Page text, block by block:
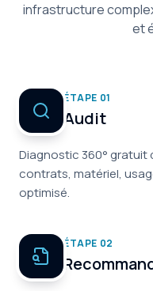
infrastructure
et
ÉTAPE 01
Audit
Diagnostic 360°
contrats, matériel,
optimisé.
ÉTAPE 02